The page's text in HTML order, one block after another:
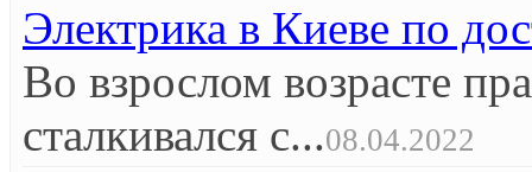
Электрика в Киеве по
Во взрослом возрасте
сталкивался с...08.04.2022